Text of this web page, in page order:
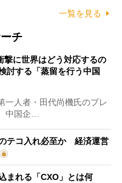
一覧を見る
チ
に世界はどう対応するの
する「蒸留を行う中国
人者・田代尚機氏のプレ
中国企…
テコ入れ必至か 経済運営
まれる「CXO」とは何